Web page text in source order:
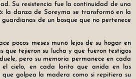
Su resistencia fue la continuidad de una
la danza de Soreyma se transformó en la
de un bosque que no pertenece
pocos meses murió lejos de su hogar en
que tejieron su lucha y que fueron testigos
pero su memoria permanece en cada
el cielo, en cada lorito que anida en las
golpea la madera como si repitiera su